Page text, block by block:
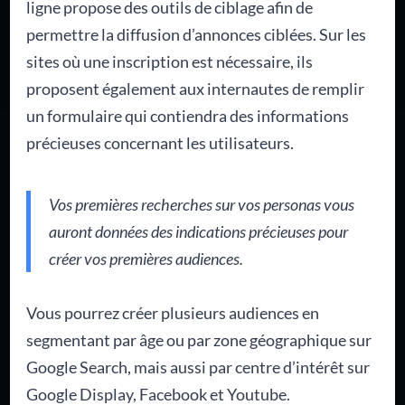
ligne propose des outils de ciblage afin de
permettre la diffusion d’annonces ciblées. Sur les
sites où une inscription est nécessaire, ils
proposent également aux internautes de remplir
un formulaire qui contiendra des informations
précieuses concernant les utilisateurs.
Vos premières recherches sur vos personas vous
auront données des indications précieuses pour
créer vos premières audiences.
Vous pourrez créer plusieurs audiences en
segmentant par âge ou par zone géographique sur
Google Search, mais aussi par centre d’intérêt sur
Google Display, Facebook et Youtube.